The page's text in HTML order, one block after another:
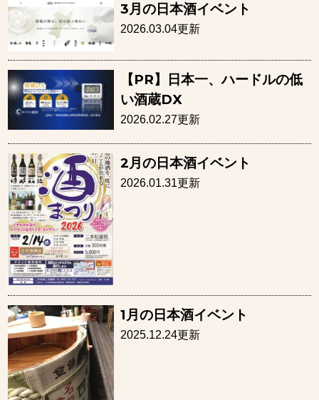
3月の日本酒イベント
2026.03.04更新
【PR】日本一、ハードルの低
い酒蔵DX
2026.02.27更新
2月の日本酒イベント
2026.01.31更新
1月の日本酒イベント
2025.12.24更新